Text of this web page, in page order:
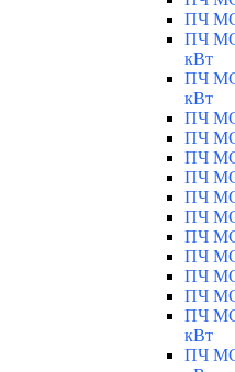
ПЧ
ПЧ
кВт
ПЧ
кВт
ПЧ
ПЧ
ПЧ
ПЧ
ПЧ
ПЧ
ПЧ
ПЧ
ПЧ
ПЧ
ПЧ
кВт
ПЧ